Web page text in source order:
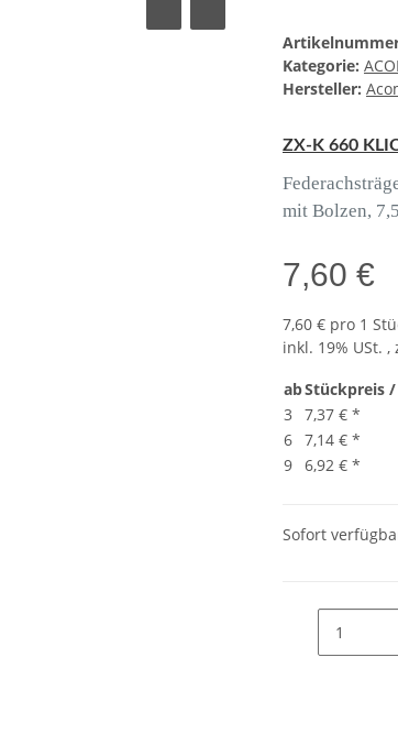
Kategorie:
Hersteller:
ZX-K 660
mit Bolzen,
7,60 €
7,60 € pro 1
inkl. 19% USt. ,
abStückpreis
3
7,37 € *
6 7,14 € *
9 6,92 € *
Sofort